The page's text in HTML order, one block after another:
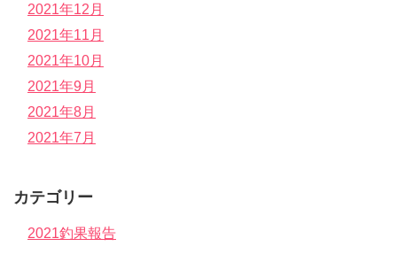
2021年12月
2021年11月
2021年10月
2021年9月
2021年8月
2021年7月
カテゴリー
2021釣果報告